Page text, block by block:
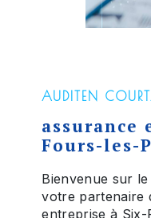
AUDITEN
assurance
Fours-les-
Bienvenue sur
votre partenaire
entreprise à Six-